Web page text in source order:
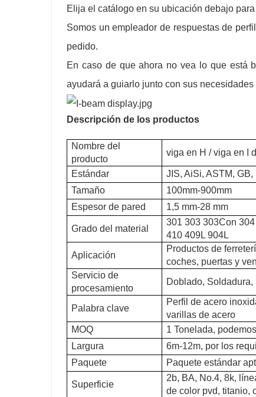
Elija el catálogo en su ubicación debajo
Somos un empleador de respuestas de
pedido.
En caso de que ahora no vea lo que está
ayudará a guiarlo junto con sus
Descripción de los productos
Nombre del
producto
viga en H / viga en I
Estándar
JIS, AiSi, ASTM, GB,
Tamaño
100mm-900mm
Espesor de pared
1,5 mm-28 mm
Grado del material
301 303 303Con
410 409L 904L
Aplicación
Productos de
coches, puertas y
Servicio de
procesamiento
Doblado,
Palabra clave
Perfil de acero
varillas de acero
MOQ
1 Tonelada,
Largura
6m-12m, por los
Paquete
Paquete estándar
Superficie
2b, BA, No.4, 8k,
de color pvd, titanio,